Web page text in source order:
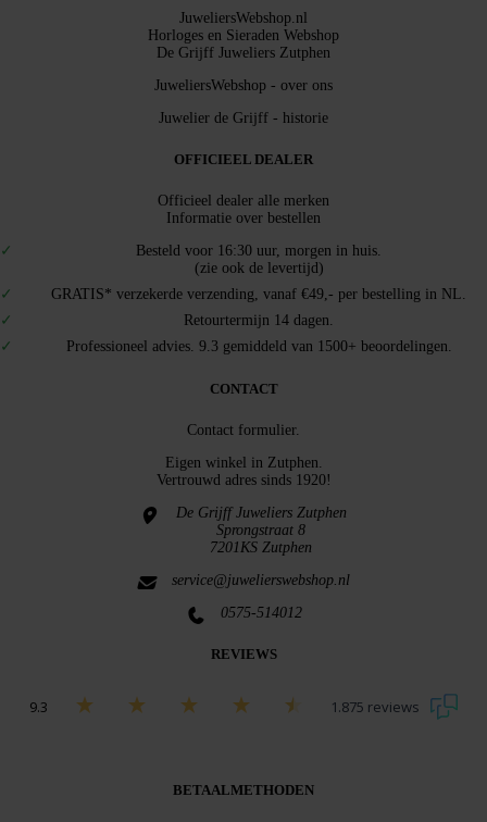
JuweliersWebshop.nl
Horloges en Sieraden Webshop
De Grijff Juweliers Zutphen
JuweliersWebshop - over ons
Juwelier de Grijff - historie
OFFICIEEL DEALER
Officieel dealer alle merken
Informatie over bestellen
Besteld voor 16:30 uur, morgen in huis.
(zie ook de levertijd)
GRATIS* verzekerde verzending, vanaf €49,- per bestelling in NL.
Retourtermijn 14 dagen.
Professioneel advies. 9.3 gemiddeld van 1500+ beoordelingen.
CONTACT
Contact formulier.
Eigen winkel in Zutphen
Vertrouwd adres sinds 1920!
De Grijff Juweliers Zutphen
Sprongstraat 8
7201KS Zutphen
service@juwelierswebshop.nl
0575-514012
REVIEWS
9.3 1.875 reviews
BETAALMETHODEN